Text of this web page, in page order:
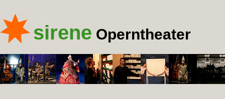
sirene Operntheater